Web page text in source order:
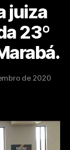
juiza
23º
de 2020